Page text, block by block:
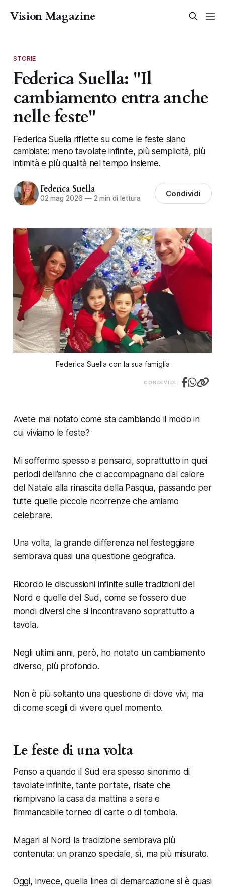
Vision Magazine
STORIE
Federica Suella: "Il
cambiamento entra anche
nelle feste"
Federica Suella riflette su come le feste siano
cambiate: meno tavolate infinite, più semplicità, più
intimità e più qualità nel tempo insieme.
Federica Suella
02 mag 2026 —2 min di lettura Condividi
Federica Suella con la sua famiglia
CONDIVIDI:
Avete mai notato come sta cambiando il modo in
cui viviamo le feste?
Mi soffermo spesso a pensarci, soprattutto in quei
periodi dell’anno che ci accompagnano dal calore
del Natale alla rinascita della Pasqua, passando per
tutte quelle piccole ricorrenze che amiamo
celebrare.
Una volta, la grande differenza nel festeggiare
sembrava quasi una questione geografica.
Ricordo le discussioni infinite sulle tradizioni del
Nord e quelle del Sud, come se fossero due
mondi diversi che si incontravano soprattutto a
tavola.
Negli ultimi anni, però, ho notato un cambiamento
diverso, più profondo.
Non è più soltanto una questione di dove vivi, ma
di come scegli di vivere quel momento.
Le feste di una volta
Penso a quando il Sud era spesso sinonimo di
tavolate infinite, tante portate, risate che
riempivano la casa da mattina a sera e
l’immancabile torneo di carte o di tombola.
Magari al Nord la tradizione sembrava più
contenuta: un pranzo speciale, sì, ma più misurato.
Oggi, invece, quella linea di demarcazione si è quasi